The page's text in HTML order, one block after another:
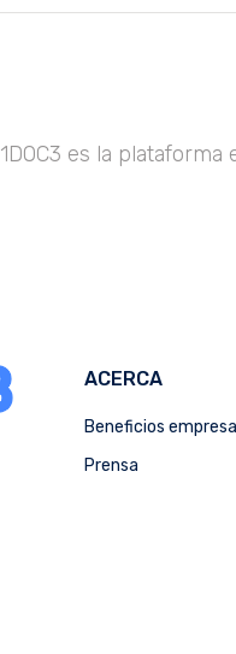
1DOC3 es la
ACERCA
Beneficios
Prensa